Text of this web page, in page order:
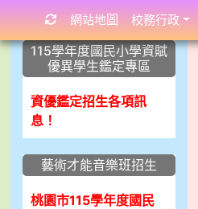
:::115學年度國民小學資賦
優異學生鑑定專區
資優鑑定招生各項訊
息！
藝術才能音樂班招生
桃園市115學年度國民
::: 網站地圖 校務行政